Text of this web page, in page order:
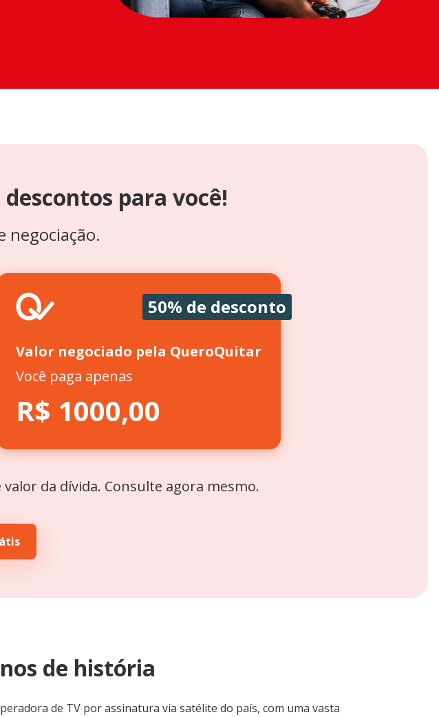
para você!
negociação.
50% de desconto
Valor negociado pela QueroQuitar
Você paga apenas
R$ 1000,00
da dívida. Consulte agora mesmo.
de história
de TV por assinatura via satélite do país, com uma vasta